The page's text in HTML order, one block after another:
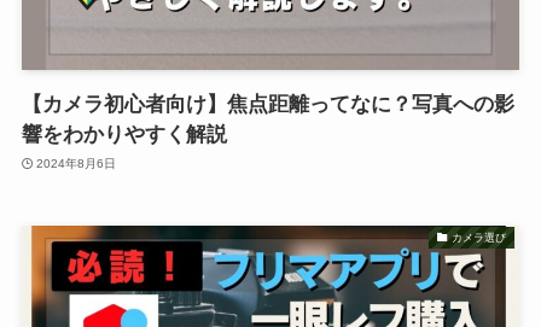
【カメラ初心者向け】焦点距離ってなに？写真への影
響をわかりやすく解説
2024年8月6日
カメラ選び